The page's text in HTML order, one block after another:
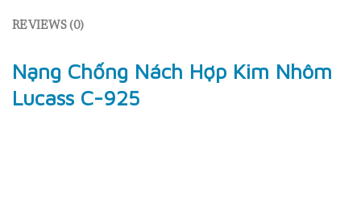
REVIEWS (0)
Nạng Chống Nách Hợp Kim Nhôm
Lucass C-925